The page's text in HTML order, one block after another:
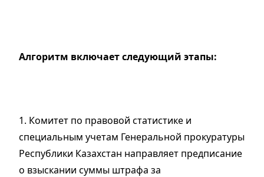
Алгоритм включает следующий этапы:
1. Комитет по правовой статистике и
специальным учетам Генеральной прокуратуры
Республики Казахстан направляет предписание
о взыскании суммы штрафа за